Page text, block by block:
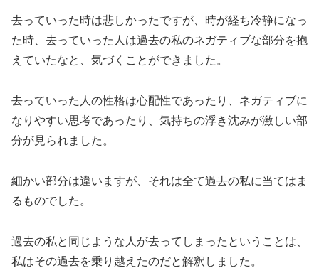
去っていった時は悲しかったですが、時が経ち冷静になっ
た時、去っていった人は過去の私のネガティブな部分を抱
えていたなと、気づくことができました。
去っていった人の性格は心配性であったり、ネガティブに
なりやすい思考であったり、気持ちの浮き沈みが激しい部
分が見られました。
細かい部分は違いますが、それは全て過去の私に当てはま
るものでした。
過去の私と同じような人が去ってしまったということは、
私はその過去を乗り越えたのだと解釈しました。